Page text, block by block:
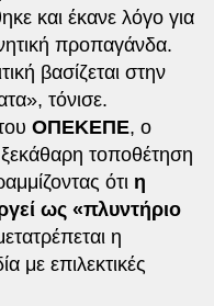
και έκανε λόγο για
προπαγάνδα.
βασίζεται στην
τόνισε.
ΟΠΕΚΕΠΕ, ο
τοποθέτηση
ότι η
ως «πλυντήριο
η
με επιλεκτικές